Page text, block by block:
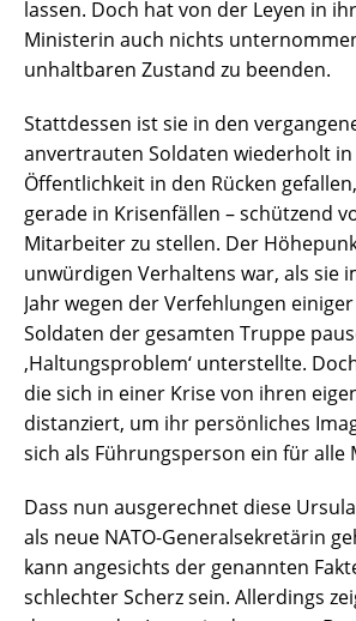
lassen. Doch hat von der Leyen in
Ministerin auch nichts
unhaltbaren Zustand zu beenden.
Stattdessen ist sie in den
anvertrauten Soldaten wiederholt
Öffentlichkeit in den Rücken
gerade in Krisenfällen – schützend
Mitarbeiter zu stellen. Der
unwürdigen Verhaltens war, als sie
Jahr wegen der Verfehlungen
Soldaten der gesamten Truppe
‚Haltungsproblem‘ unterstellte.
die sich in einer Krise von ihren
distanziert, um ihr persönliches
sich als Führungsperson ein für alle
Dass nun ausgerechnet diese
als neue NATO-Generalsekretärin
kann angesichts der genannten
schlechter Scherz sein. Allerdings